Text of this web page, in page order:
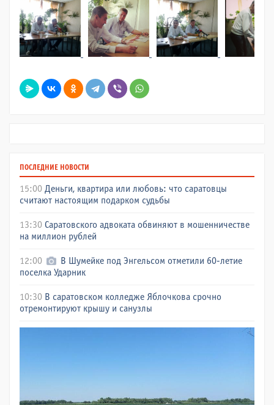
ПОСЛЕДНИЕ НОВОСТИ
15:00 Деньги, квартира или любовь: что саратовцы
считают настоящим подарком судьбы
13:30 Саратовского адвоката обвиняют в мошенничестве
на миллион рублей
12:00
В Шумейке под Энгельсом отметили 60-летие
поселка Ударник
10:30 В саратовском колледже Яблочкова срочно
отремонтируют крышу и санузлы